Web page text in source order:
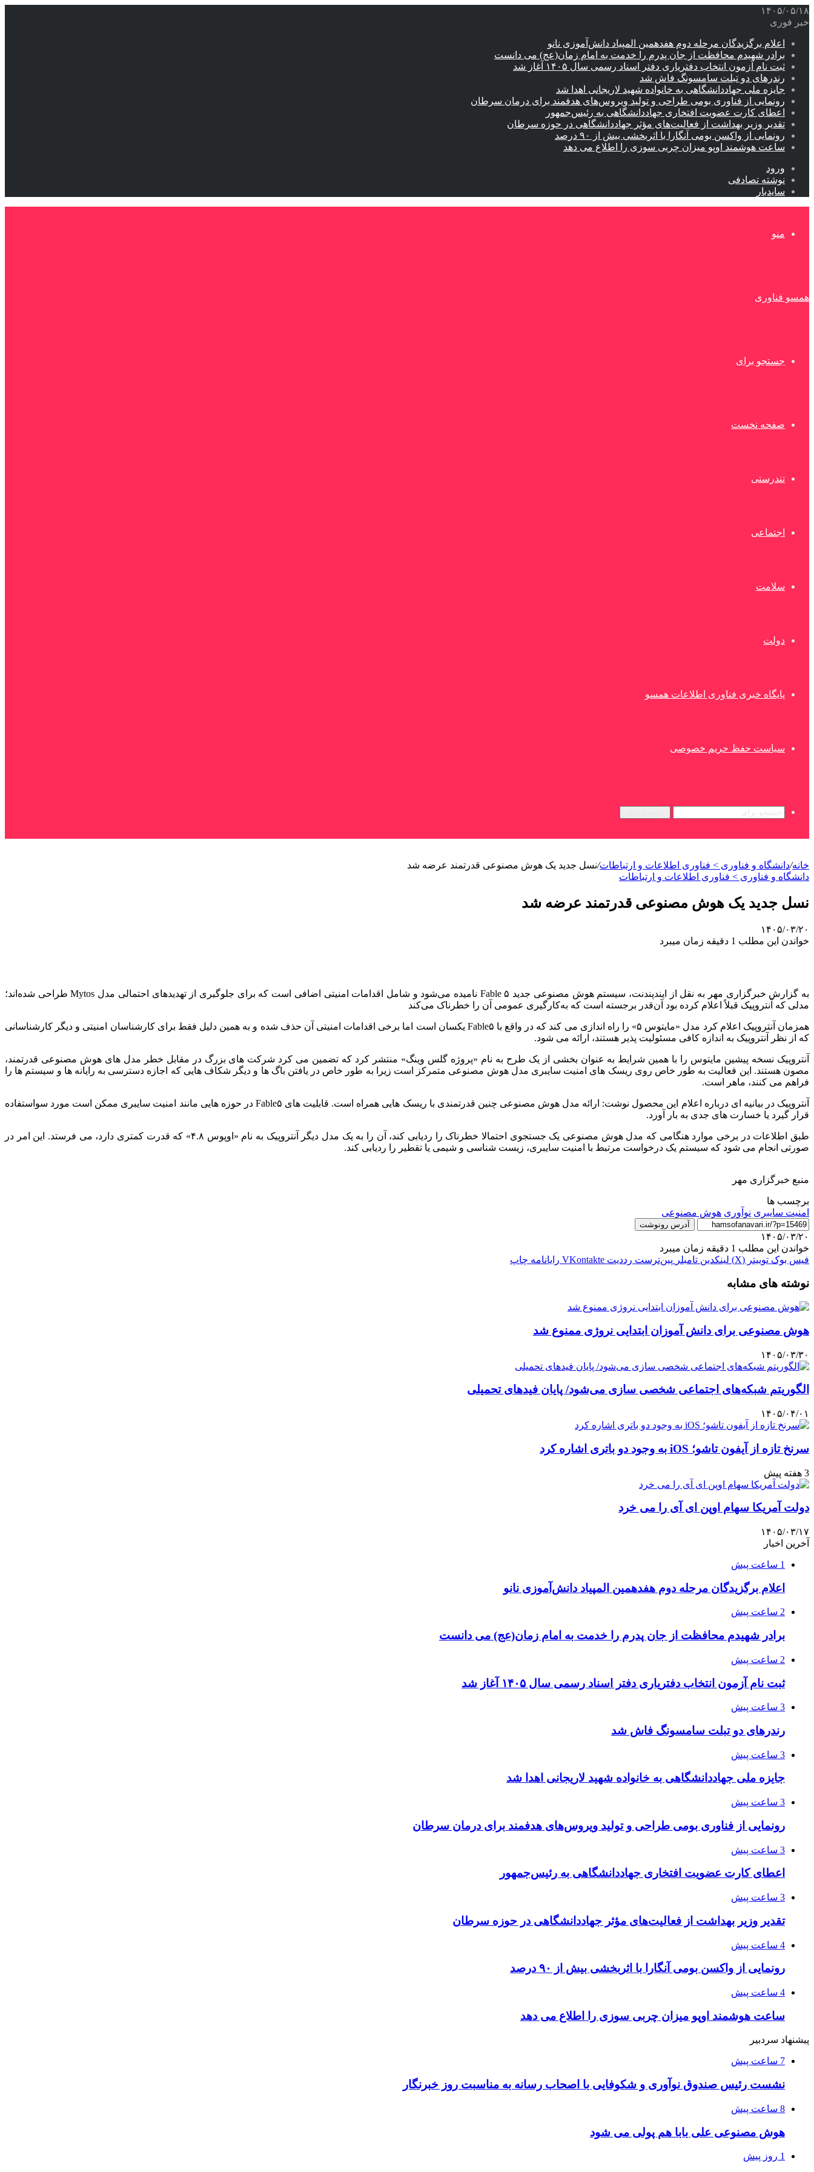
۱۴۰۵/۰۵/۱۸
خبر فوری
اعلام برگزیدگان مرحله دوم هفدهمین المپیاد دانش‌آموزی نانو
برادر شهیدم محافظت از جان پدرم را خدمت به امام زمان(عج) می دانست
ثبت نام آزمون انتخاب دفتریاری دفتر اسناد رسمی سال ۱۴۰۵ آغاز شد
رندرهای دو تبلت سامسونگ فاش شد
جایزه ملی جهاددانشگاهی به خانواده شهید لاریجانی اهدا شد
رونمایی از فناوری بومی طراحی و تولید ویروس‌های هدفمند برای درمان سرطان
اعطای کارت عضویت افتخاری جهاددانشگاهی به رئیس‌جمهور
تقدیر وزیر بهداشت از فعالیت‌های مؤثر جهاددانشگاهی در حوزه سرطان
رونمایی از واکسن بومی آنگارا با اثربخشی بیش از ۹۰ درصد
ساعت هوشمند اوپو میزان چربی سوزی را اطلاع می دهد
ورود
نوشته تصادفی
سایدبار
منو
همسو فناوری
جستجو برای
صفحه نخست
تندرستی
اجتماعی
سلامت
دولت
پایگاه خبری فناوری اطلاعات همسو
سیاست حفظ حریم خصوصی
خانه/دانشگاه و فناوری > فناوری اطلاعات و ارتباطات/نسل جدید یک هوش مصنوعی قدرتمند عرضه شد
دانشگاه و فناوری > فناوری اطلاعات و ارتباطات
نسل جدید یک هوش مصنوعی قدرتمند عرضه شد
۱۴۰۵/۰۳/۲۰
خواندن این مطلب 1 دقیقه زمان میبرد
به گزارش خبرگزاری مهر به نقل از ایندپندنت، سیستم هوش مصنوعی جدید Fable ۵ نامیده می‌شود و شامل اقدامات امنیتی اضافی است که برای جلوگیری از تهدیدهای احتمالی مدل Mytos طراحی شده‌اند؛
مدلی که آنتروپیک قبلاً اعلام کرده بود آن‌قدر برجسته است که به‌کارگیری عمومی آن را خطرناک می‌کند
همزمان آنتروپیک اعلام کرد مدل «مایتوس ۵» را راه اندازی می کند که در واقع با Fable۵ یکسان است اما برخی اقدامات امنیتی آن حذف شده و به همین دلیل فقط برای کارشناسان امنیتی و دیگر کارشناسانی
که از نظر آنتروپیک به اندازه کافی مسئولیت پذیر هستند، ارائه می شود.
آنتروپیک نسخه پیشین مایتوس را با همین شرایط به عنوان بخشی از یک طرح به نام «پروژه گلس وینگ» منتشر کرد که تضمین می کرد شرکت های بزرگ در مقابل خطر مدل های هوش مصنوعی قدرتمند،
مصون هستند. این فعالیت به طور خاص روی ریسک های امنیت سایبری مدل هوش مصنوعی متمرکز است زیرا به طور خاص در یافتن باگ ها و دیگر شکاف هایی که اجازه دسترسی به رایانه ها و سیستم ها را
فراهم می کنند، ماهر است.
آنتروپیک در بیانیه ای درباره اعلام این محصول نوشت: ارائه مدل هوش مصنوعی چنین قدرتمندی با ریسک هایی همراه است. قابلیت های Fable۵ در حوزه هایی مانند امنیت سایبری ممکن است مورد سواستفاده
قرار گیرد یا خسارت های جدی به بار آورد.
طبق اطلاعات در برخی موارد هنگامی که مدل هوش مصنوعی یک جستجوی احتمالا خطرناک را ردیابی کند، آن را به یک مدل دیگر آنتروپیک به نام «اوپوس ۴.۸» که قدرت کمتری دارد، می فرستد. این امر در
صورتی انجام می شود که سیستم یک درخواست مرتبط با امنیت سایبری، زیست شناسی و شیمی یا تقطیر را ردیابی کند.
منبع خبرگزاری مهر
برچسب ها
امنیت سایبری نوآوری هوش مصنوعی
آدرس رونوشت
۱۴۰۵/۰۳/۲۰
خواندن این مطلب 1 دقیقه زمان میبرد
فیس بوک توییتر (X) لینکدین ‫تامبلر ‫پین‌ترست ‫رددیت ‫VKontakte رایانامه چاپ
نوشته های مشابه
هوش مصنوعی برای دانش آموزان ابتدایی نروژی ممنوع شد
۱۴۰۵/۰۳/۳۰
الگوریتم شبکه‌های اجتماعی شخصی سازی می‌شود/ پایان فیدهای تحمیلی
۱۴۰۵/۰۴/۰۱
سرنخ تازه از آیفون تاشو؛ iOS به وجود دو باتری اشاره کرد
3 هفته پیش
دولت آمریکا سهام اوپن ای آی را می خرد
۱۴۰۵/۰۳/۱۷
آخرین اخبار
1 ساعت پیش
اعلام برگزیدگان مرحله دوم هفدهمین المپیاد دانش‌آموزی نانو
2 ساعت پیش
برادر شهیدم محافظت از جان پدرم را خدمت به امام زمان(عج) می دانست
2 ساعت پیش
ثبت نام آزمون انتخاب دفتریاری دفتر اسناد رسمی سال ۱۴۰۵ آغاز شد
3 ساعت پیش
رندرهای دو تبلت سامسونگ فاش شد
3 ساعت پیش
جایزه ملی جهاددانشگاهی به خانواده شهید لاریجانی اهدا شد
3 ساعت پیش
رونمایی از فناوری بومی طراحی و تولید ویروس‌های هدفمند برای درمان سرطان
3 ساعت پیش
اعطای کارت عضویت افتخاری جهاددانشگاهی به رئیس‌جمهور
3 ساعت پیش
تقدیر وزیر بهداشت از فعالیت‌های مؤثر جهاددانشگاهی در حوزه سرطان
4 ساعت پیش
رونمایی از واکسن بومی آنگارا با اثربخشی بیش از ۹۰ درصد
4 ساعت پیش
ساعت هوشمند اوپو میزان چربی سوزی را اطلاع می دهد
پیشنهاد سردبیر
7 ساعت پیش
نشست رئیس صندوق نوآوری و شکوفایی با اصحاب رسانه به مناسبت روز خبرنگار
8 ساعت پیش
هوش مصنوعی علی بابا هم پولی می شود
1 روز پیش